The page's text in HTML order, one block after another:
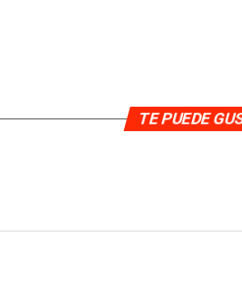
TE PUEDE